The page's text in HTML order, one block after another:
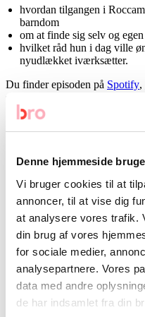
Denne hjemmeside
Vi bruger cookies til at
annoncer, til at vise dig
at analysere vores trafik.
din brug af vores
for sociale medier,
analysepartnere. Vores
data med andre
de har indsamlet fra din
hvordan tilgangen i
barndom
om at finde sig selv og
hvilket råd hun i dag ville
nyudlækket iværksætter.
Du finder episoden på Spotify,
Podcasts
Seneste
Ken Bonefeld Nielsen: om